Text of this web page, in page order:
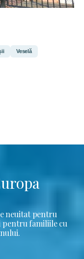
Veselă
neuitat pentru
pentru familiile cu